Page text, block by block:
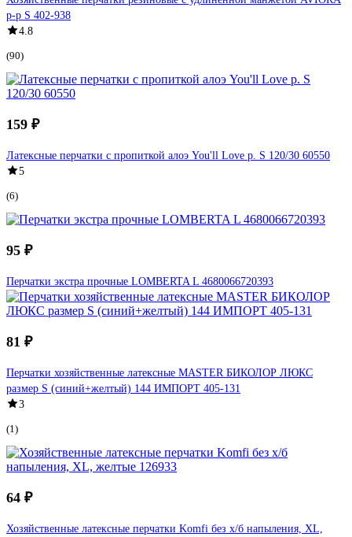
р-р S 402-938
4.8
(90)
159 ₽
Латексные перчатки с пропиткой алоэ You'll Love р. S 120/30 60550
5
(6)
95 ₽
Перчатки экстра прочные LOMBERTA L 4680066720393
81 ₽
Перчатки хозяйственные латексные MASTER БИКОЛОР ЛЮКС
размер S (синий+желтый) 144 ИМПОРТ 405-131
3
(1)
64 ₽
Хозяйственные латексные перчатки Komfi без х/б напыления, XL,